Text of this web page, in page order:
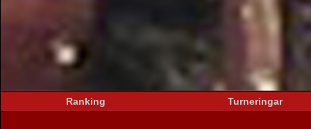
Ranking Turneringar